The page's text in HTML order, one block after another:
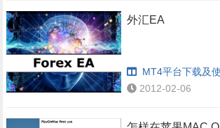
外汇EA
MT4平台下载及
2012-02-06